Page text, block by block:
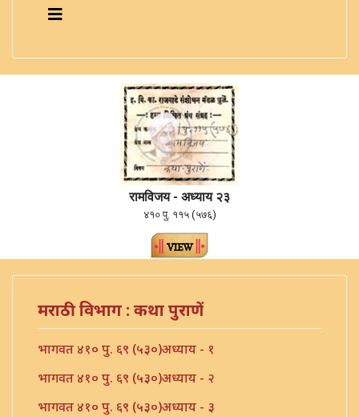
रामविजय - अध्याय २३
४१० पु. ११५ (५७६)
मराठी विभाग : कथा पुराणें
भागवत ४१० पु. ६९ (५३०)अध्याय - १
भागवत ४१० पु. ६९ (५३०)अध्याय - २
भागवत ४१० पु. ६९ (५३०)अध्याय - ३